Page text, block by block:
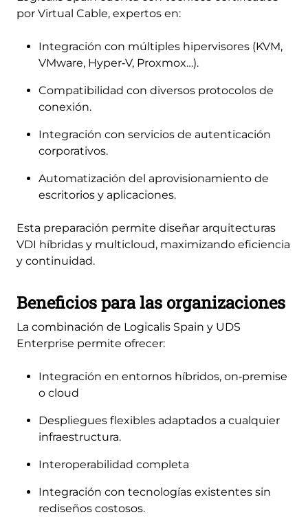
por Virtual Cable, expertos en:
Integración con múltiples hipervisores (KVM,
VMware, Hyper‑V, Proxmox…).
Compatibilidad con diversos protocolos de
conexión.
Integración con servicios de autenticación
corporativos.
Automatización del aprovisionamiento de
escritorios y aplicaciones.
Esta preparación permite diseñar arquitecturas
VDI híbridas y multicloud, maximizando eficiencia
y continuidad.
Beneficios para las organizaciones
La combinación de Logicalis Spain y UDS
Enterprise permite ofrecer:
Integración en entornos híbridos, on‑premise
o cloud
Despliegues flexibles adaptados a cualquier
infraestructura.
Interoperabilidad completa
Integración con tecnologías existentes sin
rediseños costosos.